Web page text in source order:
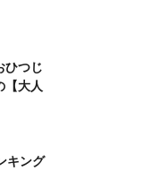
ひつじ
【大人
キング